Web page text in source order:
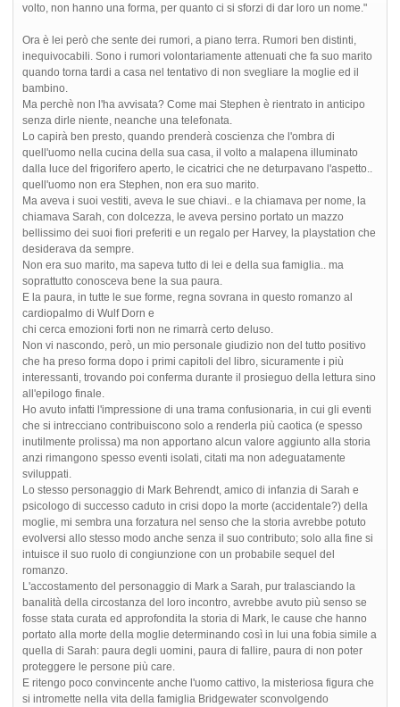
volto, non hanno una forma, per quanto ci si sforzi di dar loro un nome."
Ora è lei però che sente dei rumori, a piano terra. Rumori ben distinti,
inequivocabili. Sono i rumori volontariamente attenuati che fa suo marito
quando torna tardi a casa nel tentativo di non svegliare la moglie ed il
bambino.
Ma perchè non l'ha avvisata? Come mai Stephen è rientrato in anticipo
senza dirle niente, neanche una telefonata.
Lo capirà ben presto, quando prenderà coscienza che l'ombra di
quell'uomo nella cucina della sua casa, il volto a malapena illuminato
dalla luce del frigorifero aperto, le cicatrici che ne deturpavano l'aspetto..
quell'uomo non era Stephen, non era suo marito.
Ma aveva i suoi vestiti, aveva le sue chiavi.. e la chiamava per nome, la
chiamava Sarah, con dolcezza, le aveva persino portato un mazzo
bellissimo dei suoi fiori preferiti e un regalo per Harvey, la playstation che
desiderava da sempre.
Non era suo marito, ma sapeva tutto di lei e della sua famiglia.. ma
soprattutto conosceva bene la sua paura.
E la paura, in tutte le sue forme, regna sovrana in questo romanzo al
cardiopalmo di Wulf Dorn e
chi cerca emozioni forti non ne rimarrà certo deluso.
Non vi nascondo, però, un mio personale giudizio non del tutto positivo
che ha preso forma dopo i primi capitoli del libro, sicuramente i più
interessanti, trovando poi conferma durante il prosieguo della lettura sino
all'epilogo finale.
Ho avuto infatti l'impressione di una trama confusionaria, in cui gli eventi
che si intrecciano contribuiscono solo a renderla più caotica (e spesso
inutilmente prolissa) ma non apportano alcun valore aggiunto alla storia
anzi rimangono spesso eventi isolati, citati ma non adeguatamente
sviluppati.
Lo stesso personaggio di Mark Behrendt, amico di infanzia di Sarah e
psicologo di successo caduto in crisi dopo la morte (accidentale?) della
moglie, mi sembra una forzatura nel senso che la storia avrebbe potuto
evolversi allo stesso modo anche senza il suo contributo; solo alla fine si
intuisce il suo ruolo di congiunzione con un probabile sequel del
romanzo.
L'accostamento del personaggio di Mark a Sarah, pur tralasciando la
banalità della circostanza del loro incontro, avrebbe avuto più senso se
fosse stata curata ed approfondita la storia di Mark, le cause che hanno
portato alla morte della moglie determinando così in lui una fobia simile a
quella di Sarah: paura degli uomini, paura di fallire, paura di non poter
proteggere le persone più care.
E ritengo poco convincente anche l'uomo cattivo, la misteriosa figura che
si intromette nella vita della famiglia Bridgewater sconvolgendo